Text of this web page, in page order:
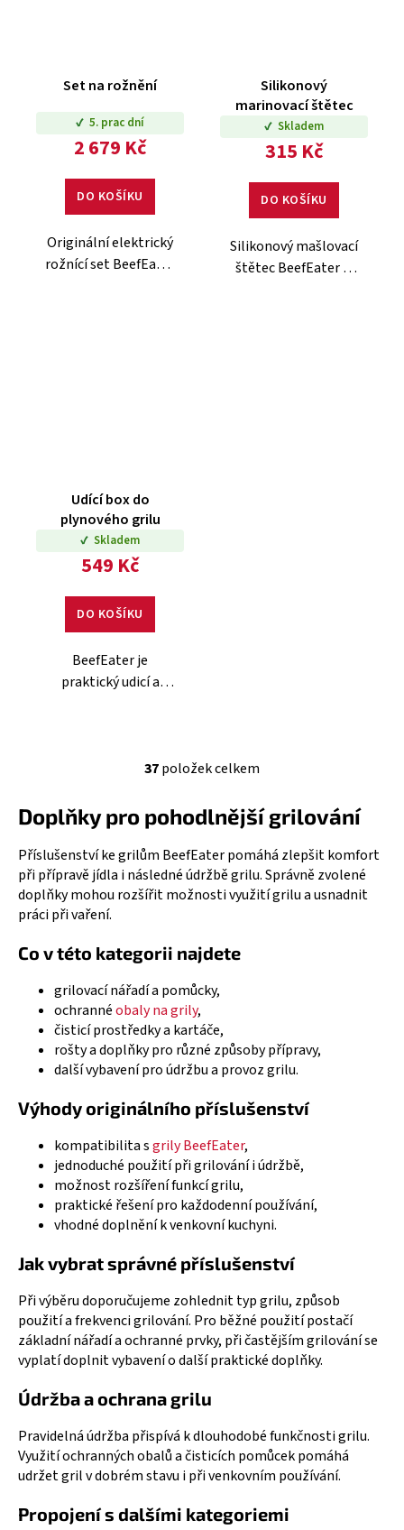
Set na rožnění
5. prac dní
2 679 Kč
DO KOŠÍKU
Originální elektrický
rožnící set BeefEater
Silikonový
marinovací štětec
Skladem
315 Kč
DO KOŠÍKU
Silikonový mašlovací
štětec BeefEater je
Udící box do
plynového grilu
Skladem
549 Kč
DO KOŠÍKU
BeefEater je
praktický udicí a
neodolatelnou
O
l
d
a
c
r
k
v
ý
p
s
37položek celkem
Doplňky pro pohodlnější grilování
Příslušenství ke grilům BeefEater pomáhá zlepšit komfort
při přípravě jídla i následné údržbě grilu. Správně zvolené
doplňky mohou rozšířit možnosti využití grilu a usnadnit
práci při vaření.
Co v této kategorii najdete
grilovací nářadí a pomůcky,
ochrannéobaly na grily,
čisticí prostředky a kartáče,
rošty a doplňky pro různé způsoby přípravy,
další vybavení pro údržbu a provoz grilu.
Výhody originálního příslušenství
kompatibilita sgrily BeefEater,
jednoduché použití při grilování i údržbě,
možnost rozšíření funkcí grilu,
praktické řešení pro každodenní používání,
vhodné doplnění k venkovní kuchyni.
Jak vybrat správné příslušenství
Při výběru doporučujeme zohlednit typ grilu, způsob
použití a frekvenci grilování. Pro běžné použití postačí
základní nářadí a ochranné prvky, při častějším grilování se
vyplatí doplnit vybavení o další praktické doplňky.
Údržba a ochrana grilu
Pravidelná údržba přispívá k dlouhodobé funkčnosti grilu.
Využití ochranných obalů a čisticích pomůcek pomáhá
udržet gril v dobrém stavu i při venkovním používání.
Propojení s dalšími kategoriemi